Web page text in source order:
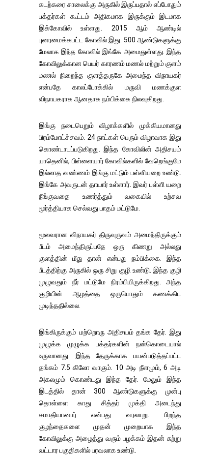
கடற்கரை சாலைக்கு அருகில் இருப்பதால் எப்போதும்
பக்தர்கள் கூட்டம் அதிகமாக இருக்கும் இடமாக
இக்கோவில் உள்ளது. 2015 ஆம் ஆண்டில்
புனரமைக்கபட்ட கோவில் இது. 500 ஆண்டுகளுக்கு
மேலாக இந்த கோவில் இங்கே அமைதுள்ளது. இந்த
கோவிலுக்கான பெயர் காரணம் மணல் மற்றும் குளம்
மணல் நிறைந்த குளத்தருகே அமைந்த விநாயகர்
என்பதே காலப்போக்கில் மருவி மணக்குள
விநாயகராக ஆனதாக நம்பிக்கை நிலவுகிறது.
இங்கு நடைபெறும் விழாக்களில் முக்கியமானது
பிரம்மோட்ச்சவம். 24 நாட்கள் பெரும் விழாவாக இது
கொண்டாடப்படுகிறது. இந்த கோவிலின் அதிசயம்
யாதெனில், பிள்ளையார் கோவில்களில் வேறெங்குமே
இல்லாத வண்ணம் இங்கு மட்டும் பள்ளியறை உண்டு.
இங்கே அவருடன் தாயார் உள்ளார். இவர் பள்ளி யறை
நீங்குவதை உணர்த்தும் வகையில் உற்சவ
மூர்த்தியாக செல்வது பாதம் மட்டுமே.
மூலவரான விநாயகர் திருவுருவம் அமைந்திருக்கும்
பீடம் அமைந்திருப்பதே ஒரு கிணறு அல்லது
குளத்தின் மீது தான் என்பது நம்பிக்கை. இந்த
பீடத்திற்கு அருகில் ஒரு சிறு குழி உண்டு. இந்த குழி
முழுவதும் நீர் மட்டுமே நிரம்பியிருக்கிறது. அந்த
குழியின் ஆழத்தை ஒருபொதும் கணக்கிட
முடிந்ததில்லை.
இங்கிருக்கும் மற்றொரு அதிசயம் தங்க தேர். இது
முழுக்க முழுக்க பக்தர்களின் நன்கொடையால்
உருவானது. இந்த தேருக்காக பயன்படுத்தப்பட்ட
தங்கம் 7.5 கிலோ வாகும். 10 அடி நீளமும், 6 அடி
அகலமும் கொண்டது இந்த தேர். மேலும் இந்த
இடத்தில் தான் 300 ஆண்டுகளுக்கு முன்பு
தொள்ளை காது சித்தர் முக்தி அடைந்து
சமாதியானார் என்பது வரலாறு. பிறந்த
குழந்தைகளை முதன் முறையாக இந்த
கோவிலுக்கு அழைத்து வரும் பழக்கம் இதன் சுற்று
வட்டார பகுதிகளில் பரவலாக உண்டு.